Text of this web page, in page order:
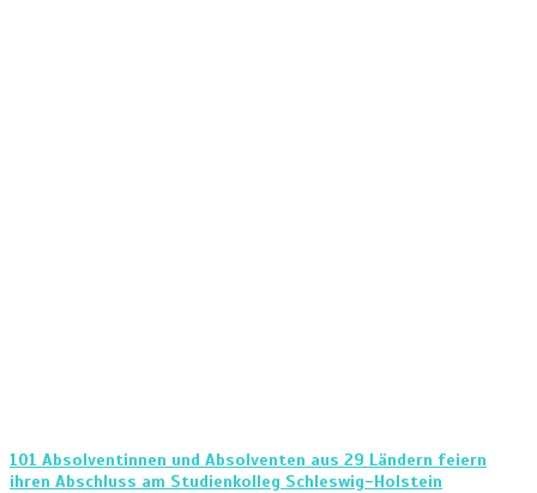
101 Absolventinnen und Absolventen aus 29 Ländern feiern
ihren Abschluss am Studienkolleg Schleswig-Holstein